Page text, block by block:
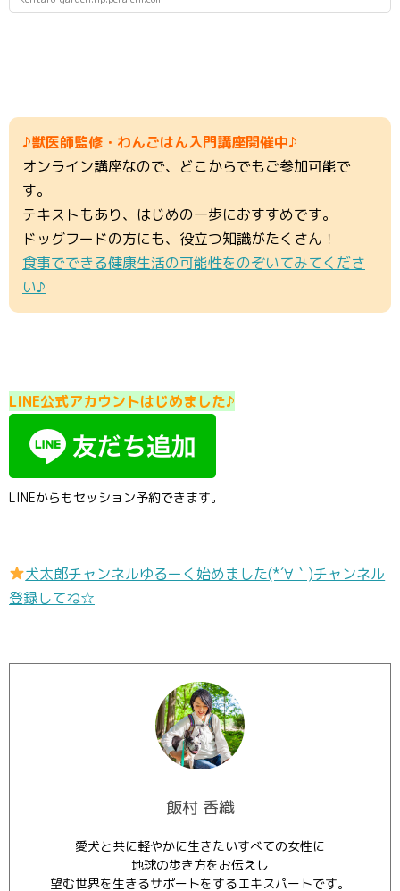
♪獣医師監修・わんごはん入門講座開催中♪
オンライン講座なので、どこからでもご参加可能で
す。
テキストもあり、はじめの一歩におすすめです。
ドッグフードの方にも、役立つ知識がたくさん！
食事でできる健康生活の可能性をのぞいてみてくださ
い♪
LINE公式アカウントはじめました♪
LINEからもセッション予約できます。
犬太郎チャンネルゆるーく始めました(*´∀｀)チャンネル
登録してね☆
飯村 香織
愛犬と共に軽やかに生きたいすべての女性に
地球の歩き方をお伝えし
望む世界を生きるサポートをするエキスパートです。